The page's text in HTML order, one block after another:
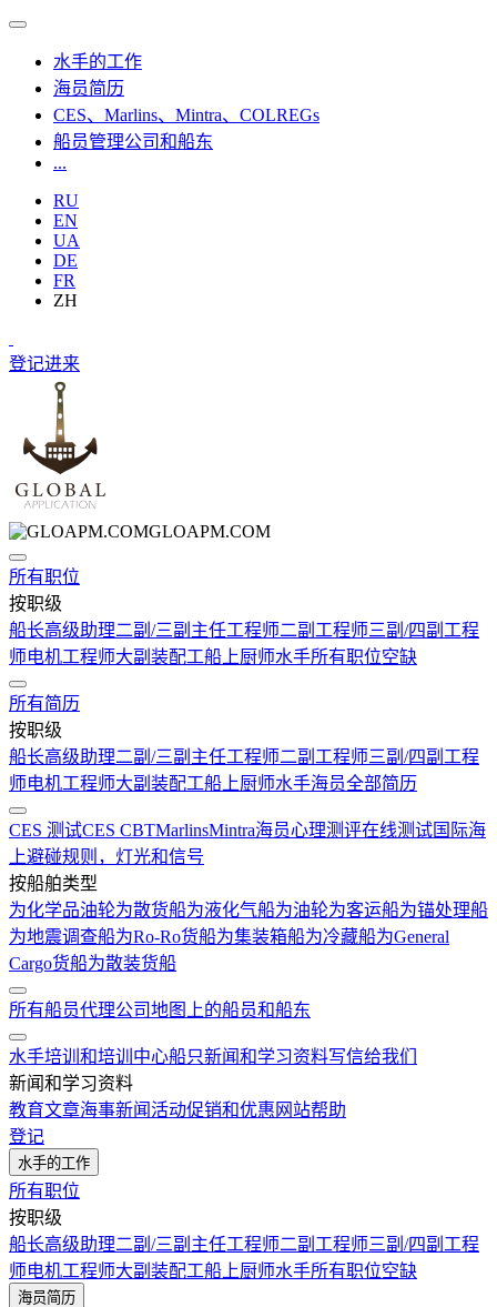
水手的工作
海员简历
CES、Marlins、Mintra、COLREGs
船员管理公司和船东
...
RU
EN
UA
DE
FR
ZH
登记进来
GLOAPM.COM
所有职位
按职级
船长高级助理二副/三副 主任工程师二副工程师三副/四副工程
师电机工程师大副 装配工船上厨师水手所有职位空缺
所有简历
按职级
船长高级助理二副/三副 主任工程师二副工程师三副/四副工程
师电机工程师大副 装配工船上厨师水手海员全部简历
CES 测试CES CBTMarlinsMintra海员心理测评在线测试国际海
上避碰规则，灯光和信号
按船舶类型
为化学品油轮为散货船为液化气船为油轮为客运船为锚处理船
为地震调查船为Ro-Ro货船为集装箱船为冷藏船为General
Cargo货船为散装货船
所有船员代理公司地图上的船员和船东
水手培训和培训中心船只新闻和学习资料写信给我们
新闻和学习资料
教育文章海事新闻活动促销和优惠 网站帮助
登记
水手的工作
所有职位
按职级
船长高级助理二副/三副 主任工程师二副工程师三副/四副工程
师电机工程师大副 装配工船上厨师水手所有职位空缺
海员简历